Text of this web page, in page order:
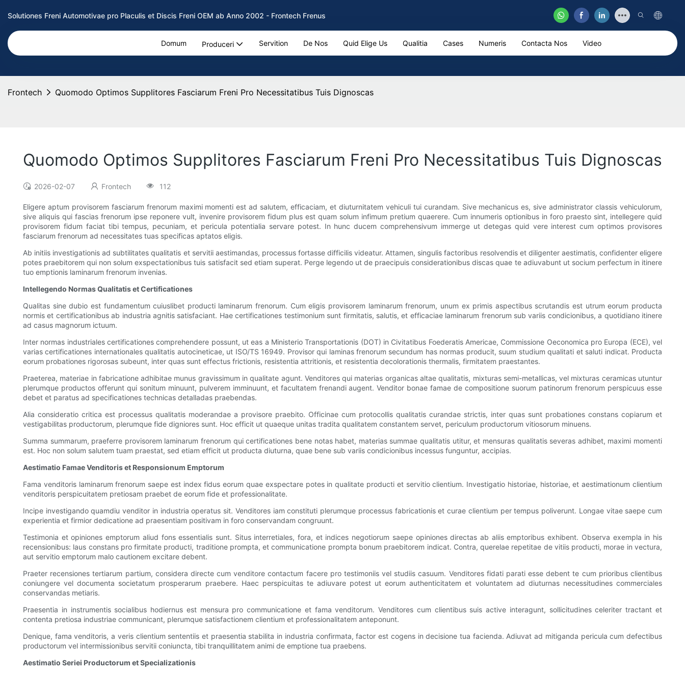
Solutiones Freni Automotivae pro Placulis et Discis Freni OEM ab Anno 2002 - Frontech Frenus
Domum Produceri Servition De Nos Quid Elige Us Qualitia Cases Numeris Contacta Nos Video
Frontech Quomodo Optimos Supplitores Fasciarum Freni Pro Necessitatibus Tuis Dignoscas
Quomodo Optimos Supplitores Fasciarum Freni Pro Necessitatibus Tuis Dignoscas
2026-02-07 Frontech 112
Eligere aptum provisorem fasciarum frenorum maximi momenti est ad salutem, efficaciam, et diuturnitatem vehiculi tui curandam. Sive mechanicus es, sive administrator classis vehiculorum,
sive aliquis qui fascias frenorum ipse reponere vult, invenire provisorem fidum plus est quam solum infimum pretium quaerere. Cum innumeris optionibus in foro praesto sint, intellegere quid
provisorem fidum faciat tibi tempus, pecuniam, et pericula potentialia servare potest. In hunc ducem comprehensivum immerge ut detegas quid vere interest cum optimos provisores
fasciarum frenorum ad necessitates tuas specificas aptatos eligis.
Ab initiis investigationis ad subtilitates qualitatis et servitii aestimandas, processus fortasse difficilis videatur. Attamen, singulis factoribus resolvendis et diligenter aestimatis, confidenter eligere
potes praebitorem qui non solum exspectationibus tuis satisfacit sed etiam superat. Perge legendo ut de praecipuis considerationibus discas quae te adiuvabunt ut socium perfectum in itinere
tuo emptionis laminarum frenorum invenias.
Intellegendo Normas Qualitatis et Certificationes
Qualitas sine dubio est fundamentum cuiuslibet producti laminarum frenorum. Cum eligis provisorem laminarum frenorum, unum ex primis aspectibus scrutandis est utrum eorum producta
normis et certificationibus ab industria agnitis satisfaciant. Hae certificationes testimonium sunt firmitatis, salutis, et efficaciae laminarum frenorum sub variis condicionibus, a quotidiano itinere
ad casus magnorum ictuum.
Inter normas industriales certificationes comprehendere possunt, ut eas a Ministerio Transportationis (DOT) in Civitatibus Foederatis Americae, Commissione Oeconomica pro Europa (ECE), vel
varias certificationes internationales qualitatis autocineticae, ut ISO/TS 16949. Provisor qui laminas frenorum secundum has normas producit, suum studium qualitati et saluti indicat. Producta
eorum probationes rigorosas subeunt, inter quas sunt effectus frictionis, resistentia attritionis, et resistentia decolorationis thermalis, firmitatem praestantes.
Praeterea, materiae in fabricatione adhibitae munus gravissimum in qualitate agunt. Venditores qui materias organicas altae qualitatis, mixturas semi-metallicas, vel mixturas ceramicas utuntur
plerumque productos offerunt qui sonitum minuunt, pulverem imminuunt, et facultatem frenandi augent. Venditor bonae famae de compositione suorum patinorum frenorum perspicuus esse
debet et paratus ad specificationes technicas detalladas praebendas.
Alia consideratio critica est processus qualitatis moderandae a provisore praebito. Officinae cum protocollis qualitatis curandae strictis, inter quas sunt probationes constans copiarum et
vestigabilitas productorum, plerumque fide digniores sunt. Hoc efficit ut quaeque unitas tradita qualitatem constantem servet, periculum productorum vitiosorum minuens.
Summa summarum, praeferre provisorem laminarum frenorum qui certificationes bene notas habet, materias summae qualitatis utitur, et mensuras qualitatis severas adhibet, maximi momenti
est. Hoc non solum salutem tuam praestat, sed etiam efficit ut producta diuturna, quae bene sub variis condicionibus incessus funguntur, accipias.
Aestimatio Famae Venditoris et Responsionum Emptorum
Fama venditoris laminarum frenorum saepe est index fidus eorum quae exspectare potes in qualitate producti et servitio clientium. Investigatio historiae, historiae, et aestimationum clientium
venditoris perspicuitatem pretiosam praebet de eorum fide et professionalitate.
Incipe investigando quamdiu venditor in industria operatus sit. Venditores iam constituti plerumque processus fabricationis et curae clientium per tempus poliverunt. Longae vitae saepe cum
experientia et firmior dedicatione ad praesentiam positivam in foro conservandam congruunt.
Testimonia et opiniones emptorum aliud fons essentialis sunt. Situs interretiales, fora, et indices negotiorum saepe opiniones directas ab aliis emptoribus exhibent. Observa exempla in his
recensionibus: laus constans pro firmitate producti, traditione prompta, et communicatione prompta bonum praebitorem indicat. Contra, querelae repetitae de vitiis producti, morae in vectura,
aut servitio emptorum malo cautionem excitare debent.
Praeter recensiones tertiarum partium, considera directe cum venditore contactum facere pro testimoniis vel studiis casuum. Venditores fidati parati esse debent te cum prioribus clientibus
coniungere vel documenta societatum prosperarum praebere. Haec perspicuitas te adiuvare potest ut eorum authenticitatem et voluntatem ad diuturnas necessitudines commerciales
conservandas metiaris.
Praesentia in instrumentis socialibus hodiernus est mensura pro communicatione et fama venditorum. Venditores cum clientibus suis active interagunt, sollicitudines celeriter tractant et
contenta pretiosa industriae communicant, plerumque satisfactionem clientium et professionalitatem anteponunt.
Denique, fama venditoris, a veris clientium sententiis et praesentia stabilita in industria confirmata, factor est cogens in decisione tua facienda. Adiuvat ad mitiganda pericula cum defectibus
productorum vel intermissionibus servitii coniuncta, tibi tranquillitatem animi de emptione tua praebens.
Aestimatio Seriei Productorum et Specializationis